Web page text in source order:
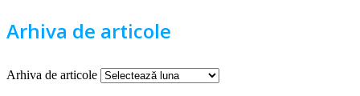
Arhiva de articole
Arhiva de articole